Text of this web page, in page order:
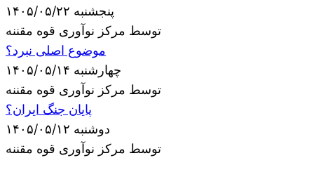
پنجشنبه ۱۴۰۵/۰۵/۲۲
توسط مرکز نوآوری قوه مقننه
موضوع اصلی نبرد؟
چهارشنبه ۱۴۰۵/۰۵/۱۴
توسط مرکز نوآوری قوه مقننه
پایان جنگ ایران؟
دوشنبه ۱۴۰۵/۰۵/۱۲
توسط مرکز نوآوری قوه مقننه